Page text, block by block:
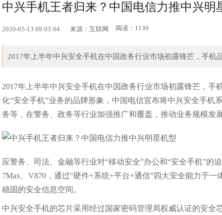
中兴手机王者归来？中国电信力推中兴明
2020-05-13 09:03:04 来源：互联网 阅读：1139
2017年上半年中兴安全手机在中国政务行业市场初露锋芒，手
2017年上半年中兴安全手机在中国政务行业市场初露锋芒，
化“安全手机”业务的品牌形象，中国电信宣布将中兴安全手
务等，在警务、政务等行业加强推广和覆盖，推动业务规模发
应警务、司法、金融等行业对“移动安全”办公和“安全手机”
7Max、V870，通过“硬件+系统+平台+通信”四大安全能力于
稳固的安全信息空间。
中兴安全手机的芯片采用经过国家密码管理局权威认证的安